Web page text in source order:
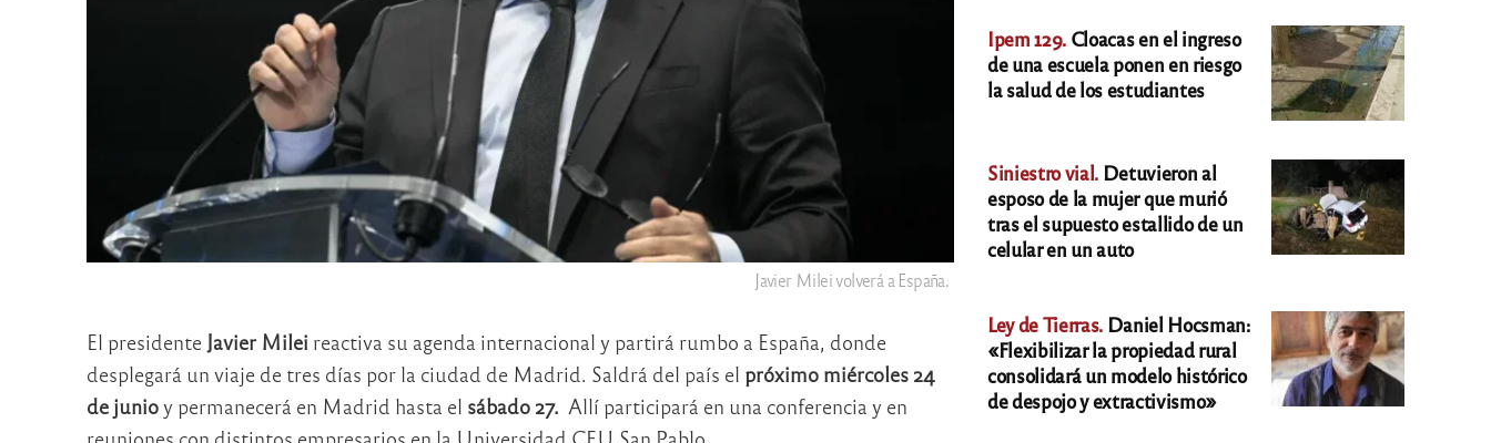
Javier Milei volverá a España.
El presidenteJavier Milei reactiva su agenda internacional y partirá rumbo a España, donde
desplegará un viaje de tres días por la ciudad de Madrid. Saldrá del país el próximo miércoles 24
de junioy permanecerá en Madrid hasta el sábado 27. Allí participará en una conferencia y en
Ipem 129. Cloacas en el ingreso
de una escuela ponen en riesgo
la salud de los estudiantes
Siniestro vial. Detuvieron al
esposo de la mujer que murió
tras el supuesto estallido de un
celular en un auto
Ley de Tierras. Daniel Hocsman:
«Flexibilizar la propiedad rural
consolidará un modelo histórico
de despojo y extractivismo»